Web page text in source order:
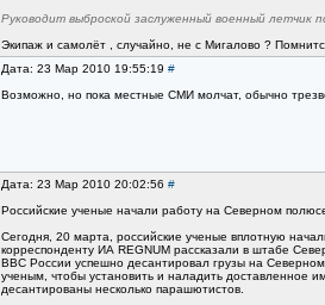
Руководит выброской заслуженный военный летчик
Экипаж и самолёт , случайно, не с Мигалово ?
Дата: 23 Мар 2010 19:55:19 #
Возможно, но пока местные СМИ молчат, обычно
Дата: 23 Мар 2010 20:02:56 #
Российские ученые начали работу на Северном
Сегодня, 20 марта, российские ученые вплотную
корреспонденту ИА REGNUM рассказали в штабе
ВВС России успешно десантировал грузы на
ученым, чтобы установить и наладить доставленное
десантированы несколько парашютистов.